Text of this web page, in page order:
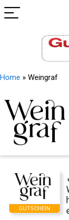
Home » Weingraf
GUTSCHEIN